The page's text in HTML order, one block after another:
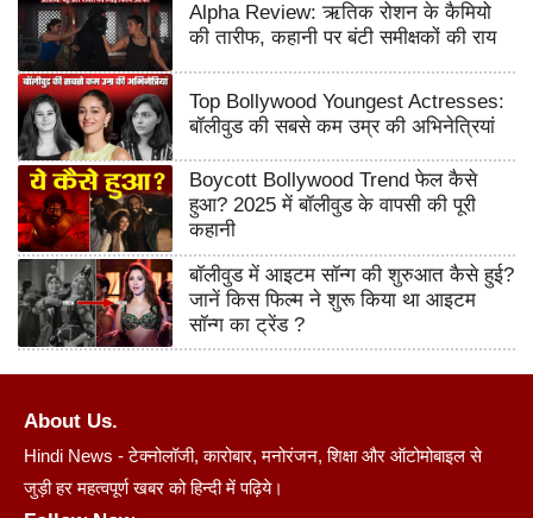
Alpha Review: ऋतिक रोशन के कैमियो
की तारीफ, कहानी पर बंटी समीक्षकों की राय
Top Bollywood Youngest Actresses:
बॉलीवुड की सबसे कम उम्र की अभिनेत्रियां
Boycott Bollywood Trend फेल कैसे
हुआ? 2025 में बॉलीवुड के वापसी की पूरी
कहानी
बॉलीवुड में आइटम सॉन्ग की शुरुआत कैसे हुई?
जानें किस फिल्म ने शुरू किया था आइटम
सॉन्ग का ट्रेंड ?
About Us.
Hindi News - टेक्नोलॉजी, कारोबार, मनोरंजन, शिक्षा और ऑटोमोबाइल से
जुड़ी हर महत्वपूर्ण खबर को हिन्दी में पढ़िये।